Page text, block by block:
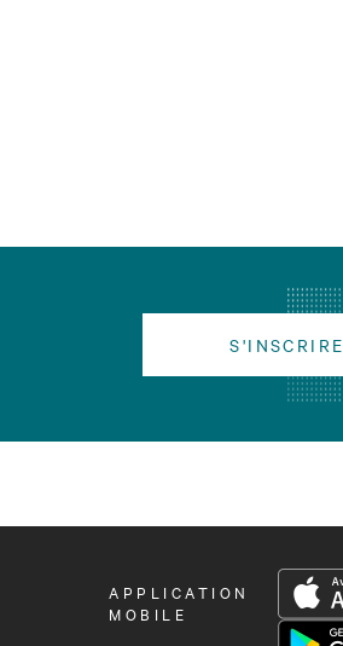
S'INSCRIRE
OUVRIR
LE
APPLICATION
MOBILE